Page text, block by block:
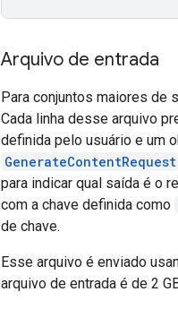
Arquivo de entrada
Para conjuntos maiores de
Cada linha desse arquivo
definida pelo usuário e um
GenerateContentRequest
para indicar qual saída é o
com a chave definida como
de chave.
Esse arquivo é enviado
arquivo de entrada é de 2